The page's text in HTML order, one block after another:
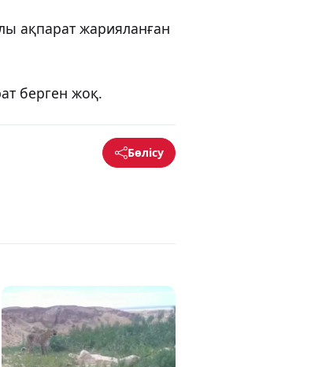
ақпарат жарияланған
берген жоқ.
Бөлісу